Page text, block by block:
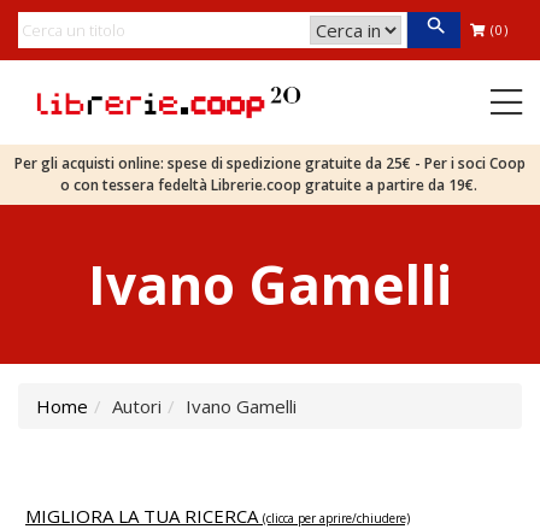
(0)
Per gli acquisti online: spese di spedizione gratuite da 25€ - Per i soci Coop
o con tessera fedeltà Librerie.coop gratuite a partire da 19€.
Ivano Gamelli
Home Autori Ivano Gamelli
MIGLIORA LA TUA RICERCA (clicca per aprire/chiudere)